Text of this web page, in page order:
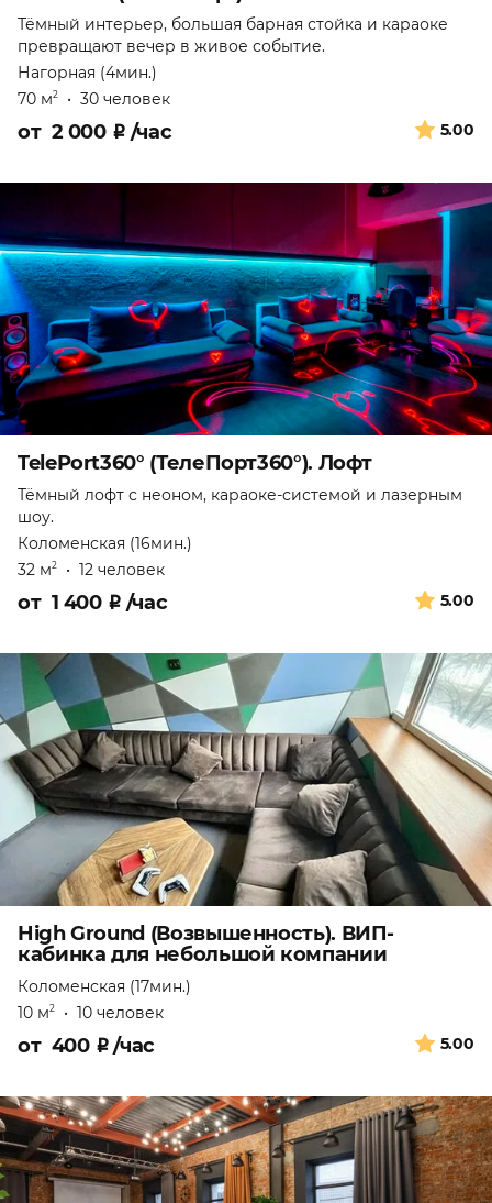
Тёмный интерьер, большая барная стойка и караоке
превращают вечер в живое событие.
Нагорная (4мин.)
70 м2 • 30 человек
5.00
от 2 000 ₽ /час
TelePort360° (ТелеПорт360°). Лофт
Тёмный лофт с неоном, караоке-системой и лазерным
шоу.
Коломенская (16мин.)
32 м2 • 12 человек
5.00
от 1 400 ₽ /час
High Ground (Возвышенность). ВИП-
кабинка для небольшой компании
Коломенская (17мин.)
10 м2 • 10 человек
5.00
от 400 ₽/час